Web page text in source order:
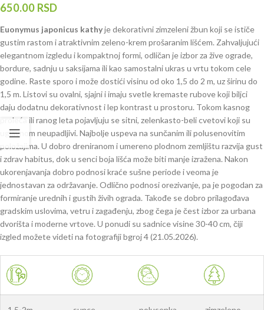
650.00 RSD
Euonymus japonicus kathyje dekorativni zimzeleni žbun koji se ističe
gustim rastom i atraktivnim zeleno-krem prošaranim lišćem. Zahvaljujući
elegantnom izgledu i kompaktnoj formi, odličan je izbor za žive ograde,
bordure, sadnju u saksijama ili kao samostalni ukras u vrtu tokom cele
godine. Raste sporo i može dostići visinu od oko 1,5 do 2 m, uz širinu do
1,5 m. Listovi su ovalni, sjajni i imaju svetle kremaste rubove koji biljci
daju dodatnu dekorativnost i lep kontrast u prostoru. Tokom kasnog
proleća ili ranog leta pojavljuju se sitni, zelenkasto-beli cvetovi koji su
uglavnom neupadljivi. Najbolje uspeva na sunčanim ili polusenovitim
položajima. U dobro dreniranom i umereno plodnom zemljištu razvija gust
i zdrav habitus, dok u senci boja lišća može biti manje izražena. Nakon
ukorenjavanja dobro podnosi kraće sušne periode i veoma je
jednostavan za održavanje. Odlično podnosi orezivanje, pa je pogodan za
formiranje urednih i gustih živih ograda. Takođe se dobro prilagođava
gradskim uslovima, vetru i zagađenju, zbog čega je čest izbor za urbana
dvorišta i moderne vrtove. U ponudi su sadnice visine 30-40 cm, čiji
izgled možete videti na fotografiji bgroj 4 (21.05.2026).